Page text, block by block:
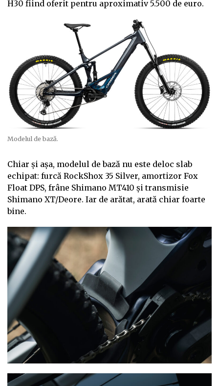
H30 fiind oferit pentru aproximativ 5.500 de euro.
Modelul de bază.
Chiar și așa, modelul de bază nu este deloc slab
echipat: furcă RockShox 35 Silver, amortizor Fox
Float DPS, frâne Shimano MT410 și transmisie
Shimano XT/Deore. Iar de arătat, arată chiar foarte
bine.